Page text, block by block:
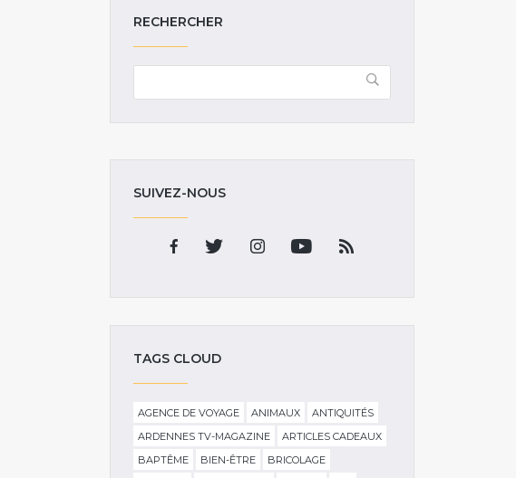
RECHERCHER
SUIVEZ-NOUS
TAGS CLOUD
AGENCE DE VOYAGE ANIMAUX
ANTIQUITÉS
ARDENNES TV-MAGAZINE
ARTICLES CADEAUX
BAPTÊME
BIEN-ÊTRE
BRICOLAGE